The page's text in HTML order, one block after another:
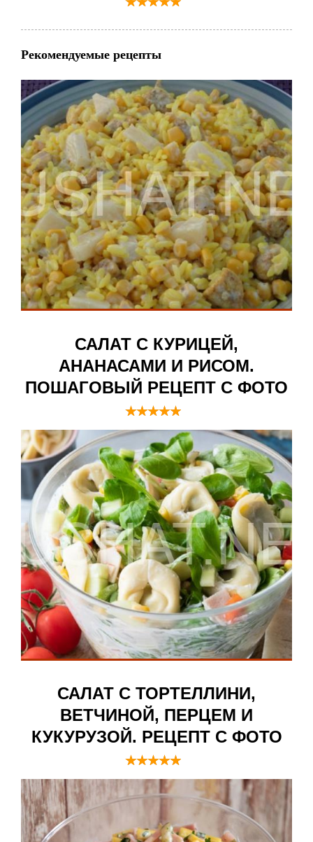
Рекомендуемые рецепты
САЛАТ С КУРИЦЕЙ,
АНАНАСАМИ И РИСОМ.
ПОШАГОВЫЙ РЕЦЕПТ С ФОТО
САЛАТ С ТОРТЕЛЛИНИ,
ВЕТЧИНОЙ, ПЕРЦЕМ И
КУКУРУЗОЙ. РЕЦЕПТ С ФОТО